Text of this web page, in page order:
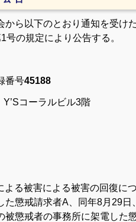
ら以下のとおり通知を受けた
の規定により公告する。
番号45188
コーラルビル3階
る被害による被害の回復に
懲戒請求者A、同年8月29日
被懲戒者の事務所に架電した